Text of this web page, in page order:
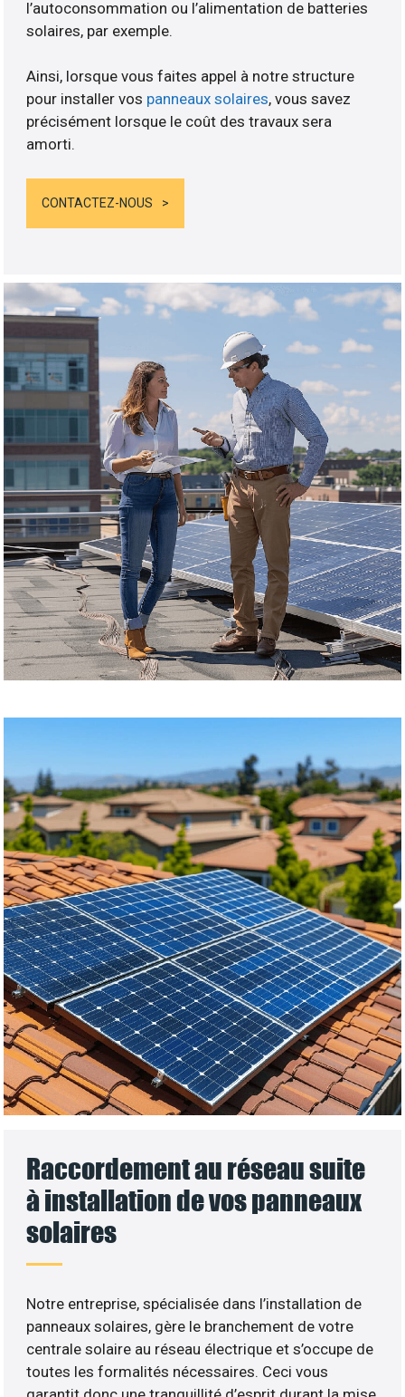
l’autoconsommation ou l’alimentation de batteries
solaires, par exemple.
Ainsi, lorsque vous faites appel à notre structure
pour installer vos panneaux solaires, vous savez
précisément lorsque le coût des travaux sera
amorti.
CONTACTEZ-NOUS
Raccordement au réseau suite
à installation de vos panneaux
solaires
Notre entreprise, spécialisée dans l’installation de
panneaux solaires, gère le branchement de votre
centrale solaire au réseau électrique et s’occupe de
toutes les formalités nécessaires. Ceci vous